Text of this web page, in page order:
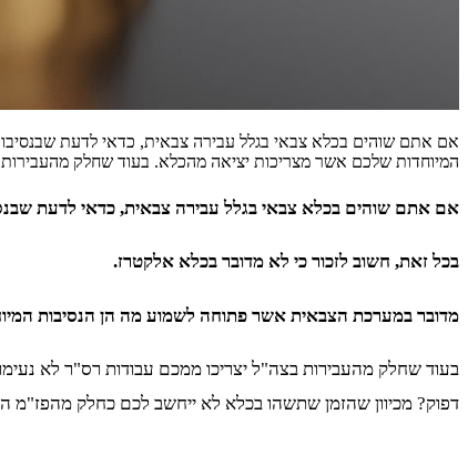
אם אתם שוהים בכלא צבאי בגלל עבירה צבאית, כדאי לדעת
המיוחדות שלכם אשר מצריכות יציאה מהכלא. בעוד שחלק
אם אתם שוהים בכלא צבאי בגלל עבירה צבאית, כדאי לדעת
בכל זאת, חשוב לזכור כי לא מדובר בכלא אלקטרז.
מדובר במערכת הצבאית אשר פתוחה לשמוע מה הן הנסיבות
בעוד שחלק מהעבירות בצה"ל יצריכו ממכם עבודות רס"ר לא
דפוק? מכיוון שהזמן שתשהו בכלא לא ייחשב לכם כחלק מהפז"מ